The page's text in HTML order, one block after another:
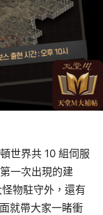
世界共 10 組伺服
一次出現的建
物駐守外，還有
就帶大家一睹衝